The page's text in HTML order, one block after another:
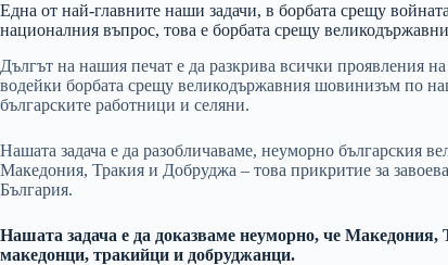
Една от най-главните наши задачи, в борбата срещу
националния въпрос, това е борбата срещу
Дългът на нашия печат е да разкрива всички проявления
водейки борбата срещу великодържавния шовинизъм по
българските работници и селяни.
Нашата задача е да разобличаваме, неуморно българския
Македония, Тракия и Добруджа – това прикритие за
България.
Нашата задача е да доказваме неуморно, че
македонци, тракийци и добруджанци.